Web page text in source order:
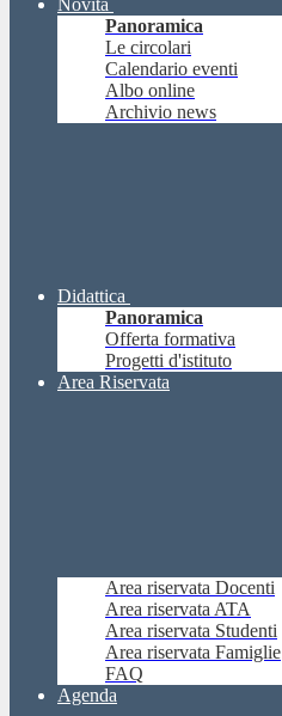
Novità
Panoramica
Le circolari
Calendario eventi
Albo online
Archivio news
Didattica
Panoramica
Offerta formativa
Progetti d'istituto
Area Riservata
Area riservata Docenti
Area riservata ATA
Area riservata Studenti
Area riservata Famiglie
FAQ
Agenda